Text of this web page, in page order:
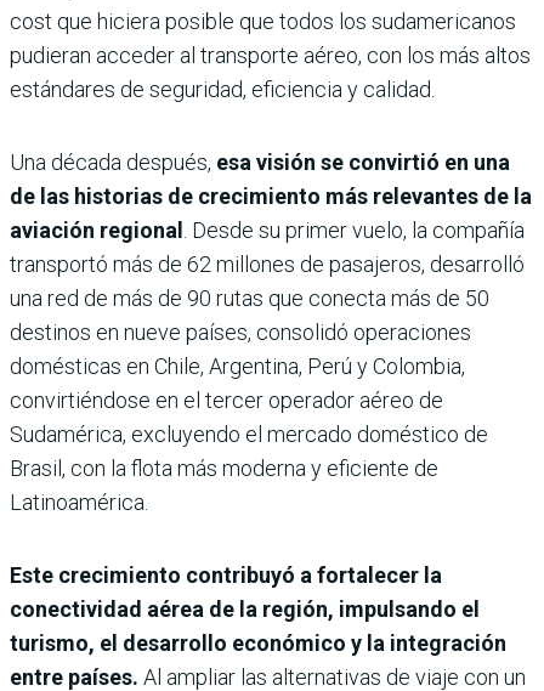
cost que hiciera posible que todos los sudamericanos
pudieran acceder al transporte aéreo, con los más altos
estándares de seguridad, eficiencia y calidad.
Una década después, esa visión se convirtió en una
de las historias de crecimiento más relevantes de la
aviación regional
. Desde su primer vuelo, la compañía
transportó más de 62 millones de pasajeros, desarrolló
una red de más de 90 rutas que conecta más de 50
destinos en nueve países, consolidó operaciones
domésticas en Chile, Argentina, Perú y Colombia,
convirtiéndose en el tercer operador aéreo de
Sudamérica, excluyendo el mercado doméstico de
Brasil, con la flota más moderna y eficiente de
Latinoamérica.
Este crecimiento contribuyó a fortalecer la
conectividad aérea de la región, impulsando el
turismo, el desarrollo económico y la integración
entre países. Al ampliar las alternativas de viaje con un